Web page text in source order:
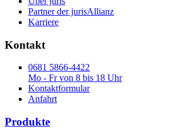
Partner der jurisAllianz
Karriere
Kontakt
0681 5866-4422
Mo - Fr von 8 bis 18 Uhr
Kontaktformular
Anfahrt
Produkte